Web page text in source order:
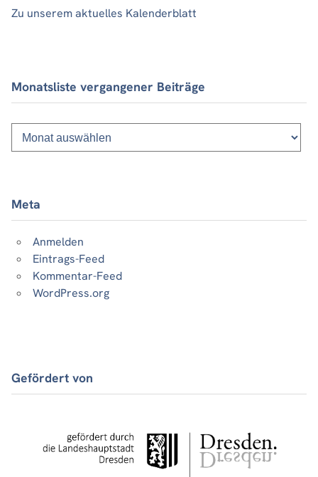
Zu unserem aktuelles Kalenderblatt
Monatsliste vergangener Beiträge
Monatsliste
vergangener
Beiträge
Meta
Anmelden
Eintrags-Feed
Kommentar-Feed
WordPress.org
Gefördert von